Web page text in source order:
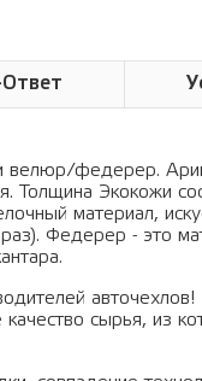
Ответ
федерер.
Толщина Экокожи
материал,
Федерер - это
сырья, из